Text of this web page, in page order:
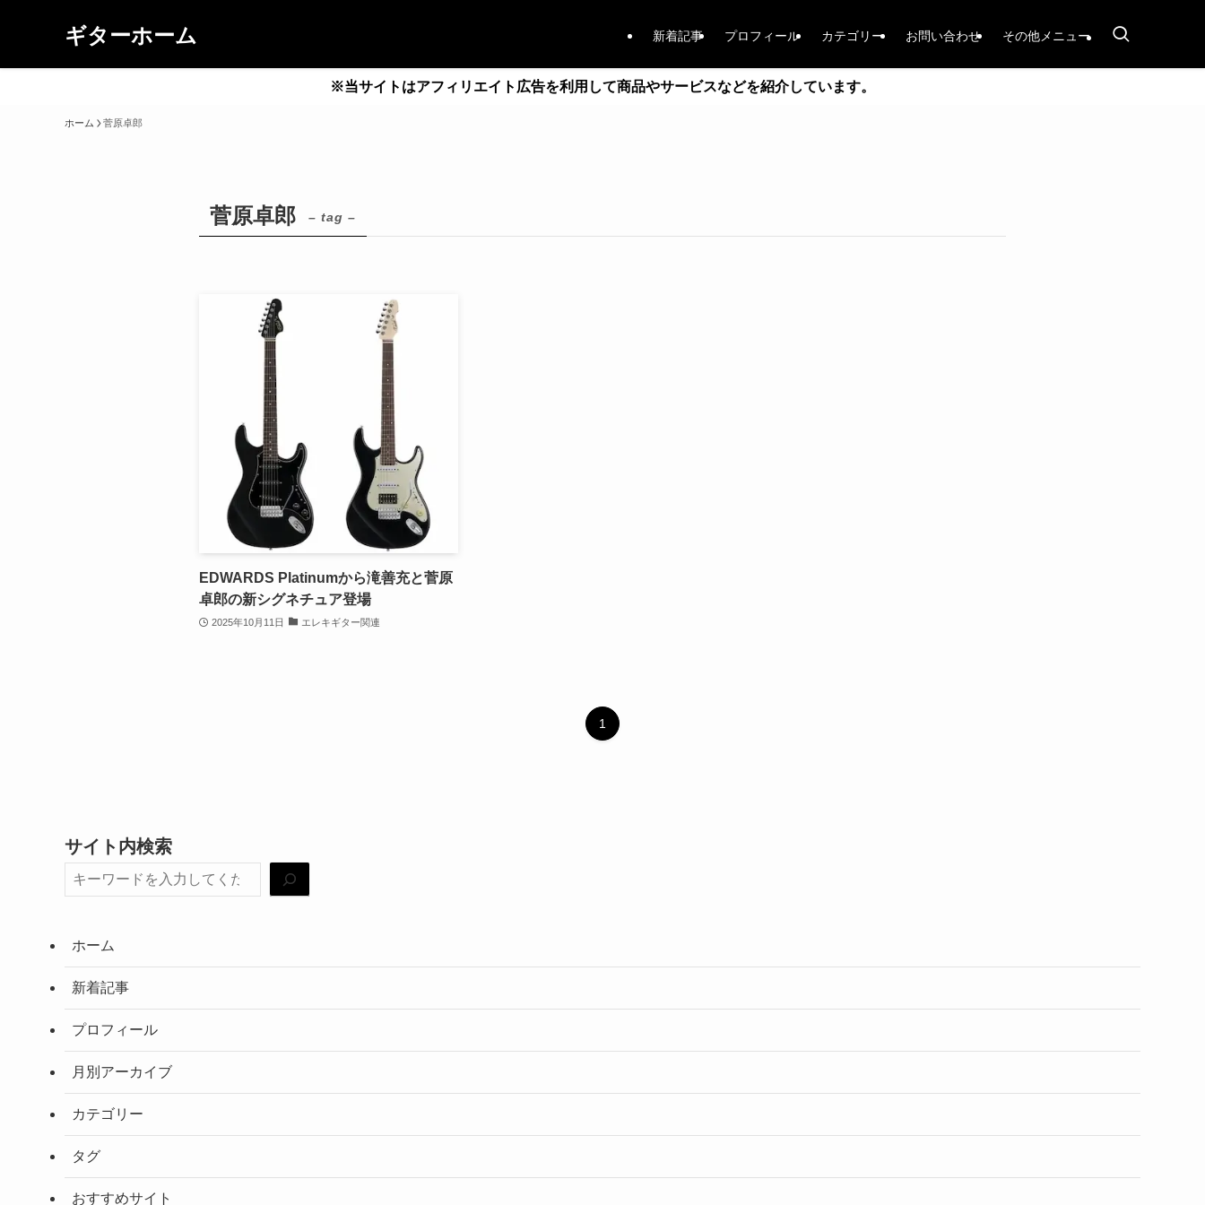
ギターホーム 新着記事 プロフィール カテゴリー お問い合わせ その他メニュー
※当サイトはアフィリエイト広告を利用して商品やサービスなどを紹介しています。
ホーム 菅原卓郎
菅原卓郎 – tag –
EDWARDS Platinumから滝善充と菅原
卓郎の新シグネチュア登場
2025年10月11日 エレキギター関連
1
サイト内検索
ホーム
新着記事
プロフィール
月別アーカイブ
カテゴリー
タグ
おすすめサイト